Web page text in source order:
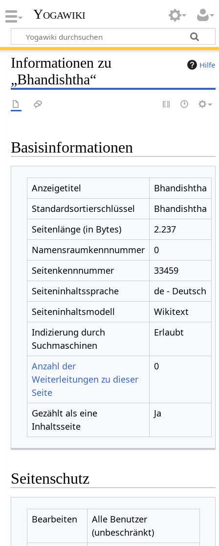
Yogawiki
Hilfe
Informationen zu
„Bhandishtha“
Basisinformationen
Anzeigetitel
Bhandishtha
Standardsortierschlüssel
Bhandishtha
Seitenlänge (in Bytes)
2.237
Namensraumkennnummer
0
Seitenkennnummer
33459
Seiteninhaltssprache
de - Deutsch
Seiteninhaltsmodell
Wikitext
Indizierung durch
Suchmaschinen
Erlaubt
Anzahl der
Weiterleitungen zu dieser
Seite
0
Gezählt als eine
Inhaltsseite
Ja
Seitenschutz
Bearbeiten
Alle Benutzer
(unbeschränkt)